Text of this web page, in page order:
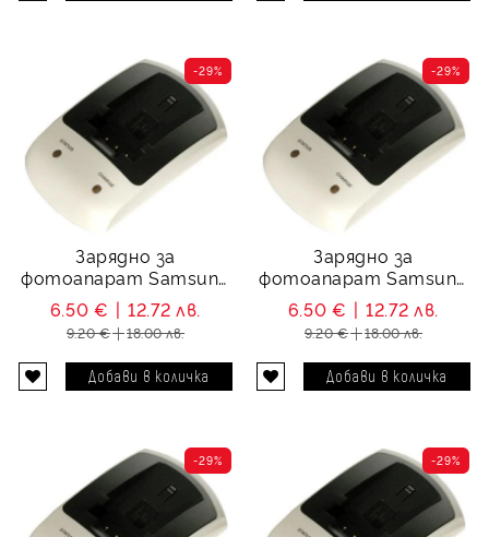
Зарядно за
фотоапарат Samsung
SB-LSM80, SB-LSM160
-29%
6.50 € 12.72 лв.
9.20 € 18.00 лв.
Зарядно за
фотоапарат Samsung
SLB-1137D
-29%
6.50 € 12.72 лв.
9.20 € 18.00 лв.
-29% -29%